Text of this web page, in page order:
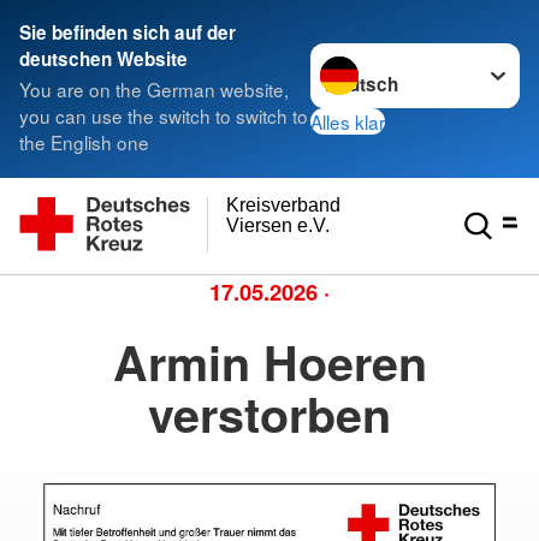
Sie befinden sich auf der
deutschen Website
You are on the German website,
you can use the switch to switch to
the English one
Sprache wechseln zu
Alles klar
Viersen e.V.
Kreisverband
17.05.2026 ·
Armin Hoeren
verstorben